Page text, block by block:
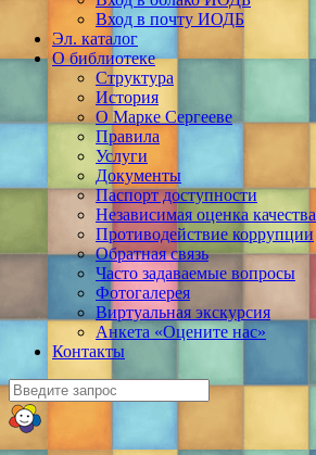
Вход в почту ИОДБ
Эл. каталог
О библиотеке
Структура
История
О Марке Сергееве
Правила
Услуги
Документы
Паспорт доступности
Независимая оценка качества
Противодействие коррупции
Обратная связь
Часто задаваемые вопросы
Фотогалерея
Виртуальная экскурсия
Анкета «Оцените нас»
Контакты